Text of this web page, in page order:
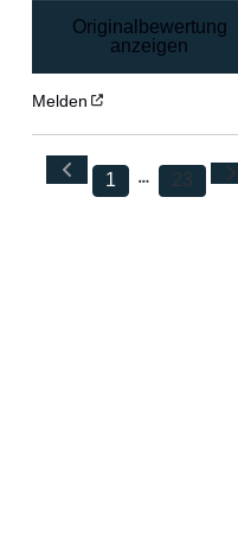
Originalbewertung
anzeigen
Melden
1 23